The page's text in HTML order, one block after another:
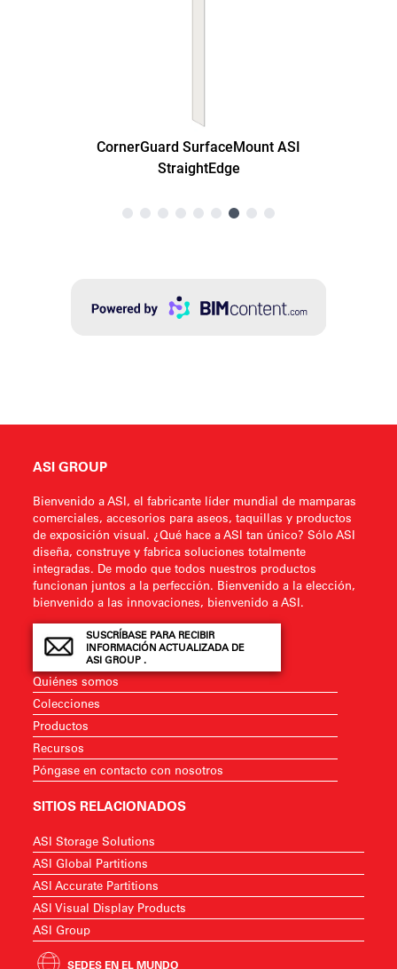
ASI GROUP
Bienvenido a ASI, el fabricante líder mundial de mamparas
comerciales, accesorios para aseos, taquillas y productos
de exposición visual. ¿Qué hace a ASI tan único? Sólo ASI
diseña, construye y fabrica soluciones totalmente
integradas. De modo que todos nuestros productos
funcionan juntos a la perfección. Bienvenido a la elección,
bienvenido a las innovaciones, bienvenido a ASI.
SUSCRÍBASE PARA RECIBIR
INFORMACIÓN ACTUALIZADA DE
ASI GROUP .
Quiénes somos
Colecciones
Productos
Recursos
Póngase en contacto con nosotros
SITIOS RELACIONADOS
ASI Storage Solutions
ASI Global Partitions
ASI Accurate Partitions
ASI Visual Display Products
ASI Group
SEDES EN EL MUNDO